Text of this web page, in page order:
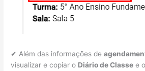
✔ Além das informações de
visualizar e copiar o Diário de Classe e